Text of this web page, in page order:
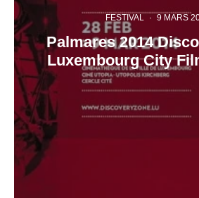
FESTIVAL · 9 MARS
Palmares 2014
Luxembourg City